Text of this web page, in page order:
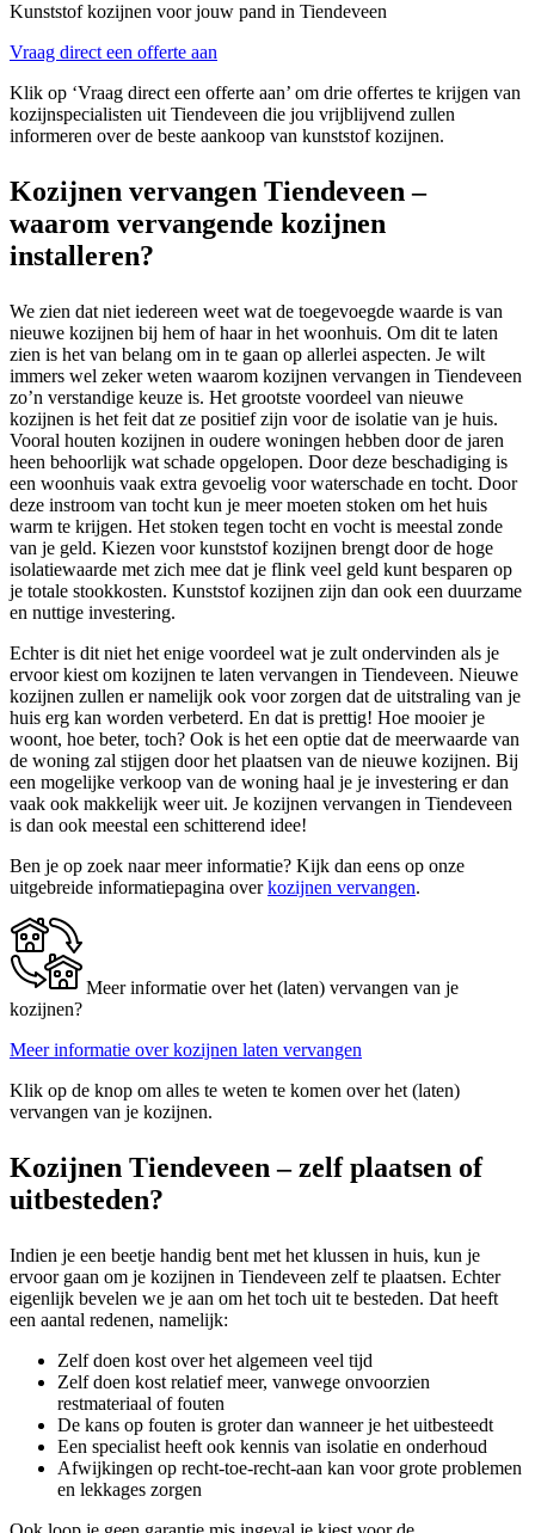
Kunststof kozijnen voor jouw pand in Tiendeveen
Vraag direct een offerte aan
Klik op ‘Vraag direct een offerte aan’ om drie offertes te krijgen van
kozijnspecialisten uit Tiendeveen die jou vrijblijvend zullen
informeren over de beste aankoop van kunststof kozijnen.
Kozijnen vervangen Tiendeveen –
waarom vervangende kozijnen
installeren?
We zien dat niet iedereen weet wat de toegevoegde waarde is van
nieuwe kozijnen bij hem of haar in het woonhuis. Om dit te laten
zien is het van belang om in te gaan op allerlei aspecten. Je wilt
immers wel zeker weten waarom kozijnen vervangen in Tiendeveen
zo’n verstandige keuze is. Het grootste voordeel van nieuwe
kozijnen is het feit dat ze positief zijn voor de isolatie van je huis.
Vooral houten kozijnen in oudere woningen hebben door de jaren
heen behoorlijk wat schade opgelopen. Door deze beschadiging is
een woonhuis vaak extra gevoelig voor waterschade en tocht. Door
deze instroom van tocht kun je meer moeten stoken om het huis
warm te krijgen. Het stoken tegen tocht en vocht is meestal zonde
van je geld. Kiezen voor kunststof kozijnen brengt door de hoge
isolatiewaarde met zich mee dat je flink veel geld kunt besparen op
je totale stookkosten. Kunststof kozijnen zijn dan ook een duurzame
en nuttige investering.
Echter is dit niet het enige voordeel wat je zult ondervinden als je
ervoor kiest om kozijnen te laten vervangen in Tiendeveen. Nieuwe
kozijnen zullen er namelijk ook voor zorgen dat de uitstraling van je
huis erg kan worden verbeterd. En dat is prettig! Hoe mooier je
woont, hoe beter, toch? Ook is het een optie dat de meerwaarde van
de woning zal stijgen door het plaatsen van de nieuwe kozijnen. Bij
een mogelijke verkoop van de woning haal je je investering er dan
vaak ook makkelijk weer uit. Je kozijnen vervangen in Tiendeveen
is dan ook meestal een schitterend idee!
Ben je op zoek naar meer informatie? Kijk dan eens op onze
uitgebreide informatiepagina overkozijnen vervangen.
Meer informatie over het (laten) vervangen van je
kozijnen?
Meer informatie over kozijnen laten vervangen
Klik op de knop om alles te weten te komen over het (laten)
vervangen van je kozijnen.
Kozijnen Tiendeveen – zelf plaatsen of
uitbesteden?
Indien je een beetje handig bent met het klussen in huis, kun je
ervoor gaan om je kozijnen in Tiendeveen zelf te plaatsen. Echter
eigenlijk bevelen we je aan om het toch uit te besteden. Dat heeft
een aantal redenen, namelijk:
Zelf doen kost over het algemeen veel tijd
Zelf doen kost relatief meer, vanwege onvoorzien
restmateriaal of fouten
De kans op fouten is groter dan wanneer je het uitbesteedt
Een specialist heeft ook kennis van isolatie en onderhoud
Afwijkingen op recht-toe-recht-aan kan voor grote problemen
en lekkages zorgen